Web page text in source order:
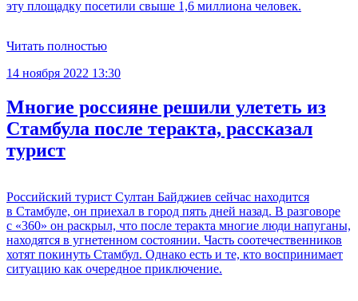
эту площадку посетили свыше 1,6 миллиона человек.
Читать полностью
14 ноября 2022 13:30
Многие россияне решили улететь из
Стамбула после теракта, рассказал
турист
Российский турист Султан Байджиев сейчас находится
в Стамбуле, он приехал в город пять дней назад. В разговоре
с «360» он раскрыл, что после теракта многие люди напуганы,
находятся в угнетенном состоянии. Часть соотечественников
хотят покинуть Стамбул. Однако есть и те, кто воспринимает
ситуацию как очередное приключение.